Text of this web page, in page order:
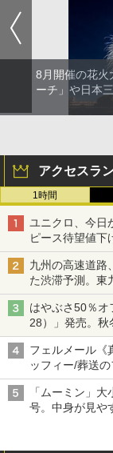
8月開催の花火
ーチ」や日本
アクセスラ
1時間
ユニクロ、今日
ピース待望値下
九州の高速道路
た渋滞予測。東
はやぶさ50％
28）」発売。秋
フェルメール《
ッフィー/葬送
「ムーミン」
号。中身が見や